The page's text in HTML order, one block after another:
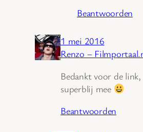
Beantwoorden
1 mei 2016
Renzo –
Bedankt voor de
superblij mee
Beantwoorden